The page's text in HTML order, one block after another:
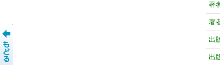
著
著
出
出